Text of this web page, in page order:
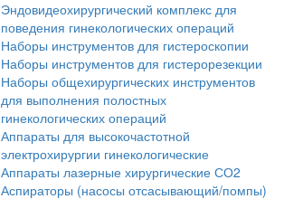
Эндовидеохирургический комплекс для
поведения гинекологических операций
Наборы инструментов для гистероскопии
Наборы инструментов для гистерорезекции
Наборы общехирургических инструментов
для выполнения полостных
гинекологических операций
Аппараты для высокочастотной
электрохирургии гинекологические
Аппараты лазерные хирургические СО2
Аспираторы (насосы отсасывающий/помпы)